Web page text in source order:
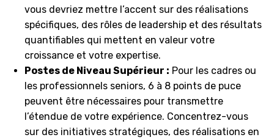
vous devriez mettre l’accent sur des réalisations
spécifiques, des rôles de leadership et des résultats
quantifiables qui mettent en valeur votre
croissance et votre expertise.
Postes de Niveau Supérieur : Pour les cadres ou
les professionnels seniors, 6 à 8 points de puce
peuvent être nécessaires pour transmettre
l’étendue de votre expérience. Concentrez-vous
sur des initiatives stratégiques, des réalisations en